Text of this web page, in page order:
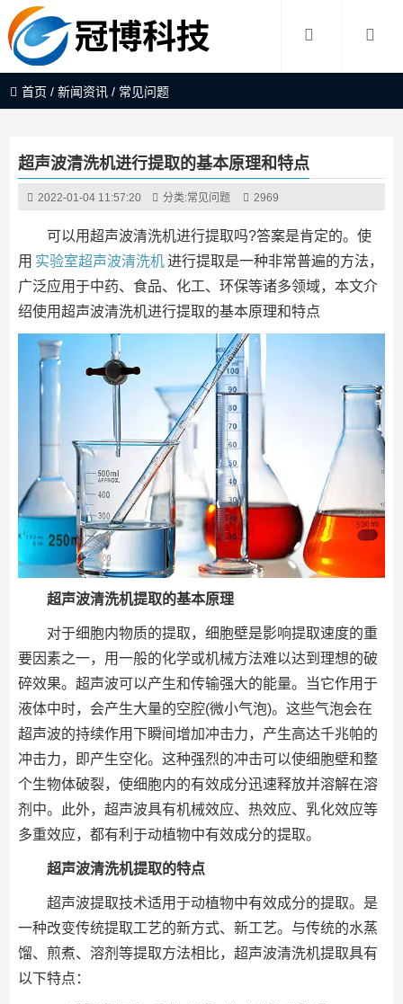
首页 /新闻资讯 / 常见问题
超声波清洗机进行提取的基本原理和特点
2022-01-04 11:57:20 分类:常见问题 2969
可以用超声波清洗机进行提取吗?答案是肯定的。使
用 实验室超声波清洗机进行提取是一种非常普遍的方法，
广泛应用于中药、食品、化工、环保等诸多领域，本文介
绍使用超声波清洗机进行提取的基本原理和特点
超声波清洗机提取的基本原理
对于细胞内物质的提取，细胞壁是影响提取速度的重
要因素之一，用一般的化学或机械方法难以达到理想的破
碎效果。超声波可以产生和传输强大的能量。当它作用于
液体中时，会产生大量的空腔(微小气泡)。这些气泡会在
超声波的持续作用下瞬间增加冲击力，产生高达千兆帕的
冲击力，即产生空化。这种强烈的冲击可以使细胞壁和整
个生物体破裂，使细胞内的有效成分迅速释放并溶解在溶
剂中。此外，超声波具有机械效应、热效应、乳化效应等
多重效应，都有利于动植物中有效成分的提取。
超声波清洗机提取的特点
超声波提取技术适用于动植物中有效成分的提取。是
一种改变传统提取工艺的新方式、新工艺。与传统的水蒸
馏、煎煮、溶剂等提取方法相比，超声波清洗机提取具有
以下特点：